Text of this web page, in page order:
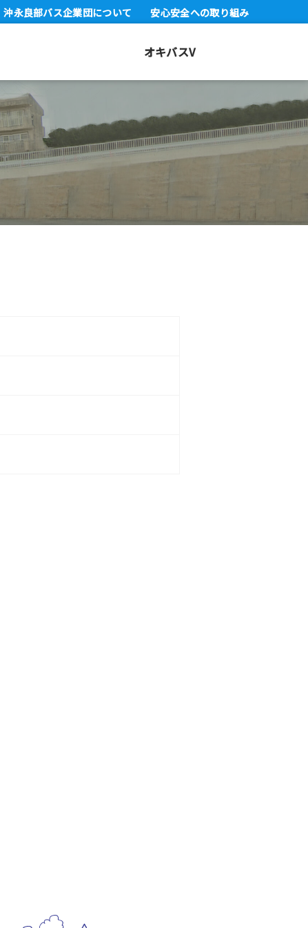
沖永良部バス企業団について 安心安全への取り組み
オキバスV